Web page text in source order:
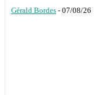
Gérald Bordes - 07/08/26